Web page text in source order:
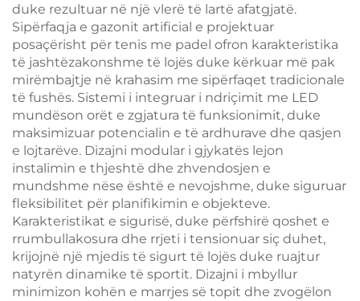
duke rezultuar në një vlerë të lartë afatgjatë.
Sipërfaqja e gazonit artificial e projektuar
posaçërisht për tenis me padel ofron karakteristika
të jashtëzakonshme të lojës duke kërkuar më pak
mirëmbajtje në krahasim me sipërfaqet tradicionale
të fushës. Sistemi i integruar i ndriçimit me LED
mundëson orët e zgjatura të funksionimit, duke
maksimizuar potencialin e të ardhurave dhe qasjen
e lojtarëve. Dizajni modular i gjykatës lejon
instalimin e thjeshtë dhe zhvendosjen e
mundshme nëse është e nevojshme, duke siguruar
fleksibilitet për planifikimin e objekteve.
Karakteristikat e sigurisë, duke përfshirë qoshet e
rrumbullakosura dhe rrjeti i tensionuar siç duhet,
krijojnë një mjedis të sigurt të lojës duke ruajtur
natyrën dinamike të sportit. Dizajni i mbyllur
minimizon kohën e marrjes së topit dhe zvogëlon